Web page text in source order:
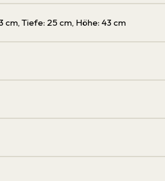
cm, Tiefe: 25 cm, Höhe: 43 cm